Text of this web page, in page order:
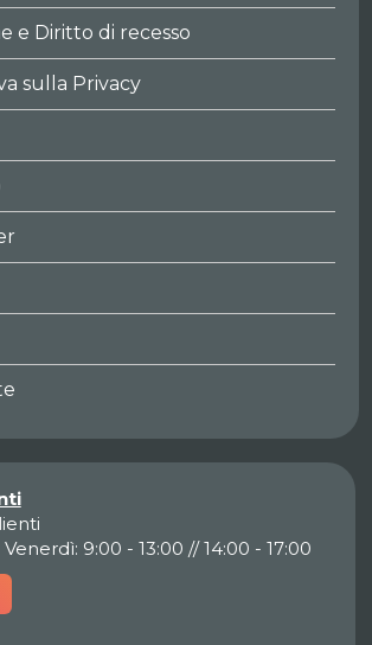
e Diritto di recesso
sulla Privacy
9:00 - 13:00 // 14:00 - 17:00